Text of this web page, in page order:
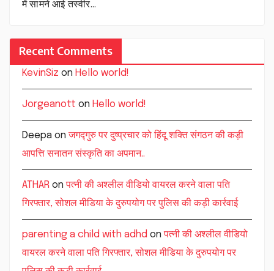
में सामने आई तस्वीर…
Recent Comments
KevinSiz on Hello world!
Jorgeanott on Hello world!
Deepa onजगद्गुरु पर दुष्प्रचार को हिंदू शक्ति संगठन की कड़ी
आपत्ति सनातन संस्कृति का अपमान..
ATHAR onपत्नी की अश्लील वीडियो वायरल करने वाला पति
गिरफ्तार, सोशल मीडिया के दुरुपयोग पर पुलिस की कड़ी कार्रवाई
parenting a child with adhd onपत्नी की अश्लील वीडियो
वायरल करने वाला पति गिरफ्तार, सोशल मीडिया के दुरुपयोग पर